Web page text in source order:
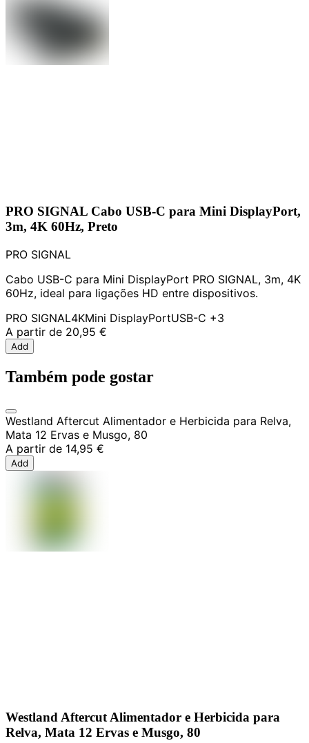
PRO SIGNAL Cabo USB-C para Mini DisplayPort,
3m, 4K 60Hz, Preto
PRO SIGNAL
Cabo USB-C para Mini DisplayPort PRO SIGNAL, 3m, 4K
60Hz, ideal para ligações HD entre dispositivos.
PRO SIGNAL4KMini DisplayPortUSB-C +3
A partir de 20,95 €
Add
Também pode gostar
Westland Aftercut Alimentador e Herbicida para Relva,
Mata 12 Ervas e Musgo, 80
A partir de 14,95 €
Add
Westland Aftercut Alimentador e Herbicida para
Relva, Mata 12 Ervas e Musgo, 80